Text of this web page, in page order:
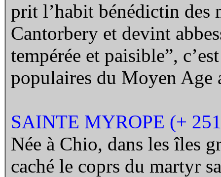
prit l’habit bénédictin des
Cantorbery et devint
tempérée et paisible”,
populaires du Moyen Age
SAINTE MYROPE (+
Née à Chio, dans les îles
caché le coprs du martyr